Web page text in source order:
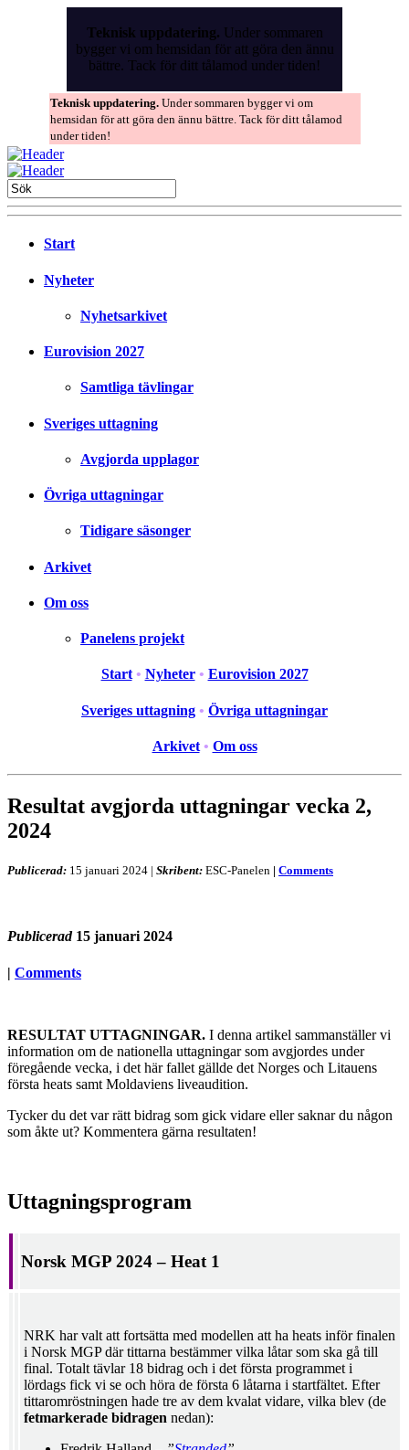
Teknisk uppdatering. Under sommaren
bygger vi om hemsidan för att göra den ännu
bättre. Tack för ditt tålamod under tiden!
Teknisk uppdatering. Under sommaren bygger vi om
hemsidan för att göra den ännu bättre. Tack för ditt tålamod
under tiden!
Start
Nyheter
Nyhetsarkivet
Eurovision 2027
Samtliga tävlingar
Sveriges uttagning
Avgjorda upplagor
Övriga uttagningar
Tidigare säsonger
Arkivet
Om oss
Panelens projekt
Start • Nyheter • Eurovision 2027
Sveriges uttagning • Övriga uttagningar
Arkivet • Om oss
Resultat avgjorda uttagningar vecka 2,
2024
Publicerad: 15 januari 2024 | Skribent: ESC-Panelen | Comments
Publicerad 15 januari 2024
| Comments
RESULTAT UTTAGNINGAR. I denna artikel sammanställer vi
information om de nationella uttagningar som avgjordes under
föregående vecka, i det här fallet gällde det Norges och Litauens
första heats samt Moldaviens liveaudition.
Tycker du det var rätt bidrag som gick vidare eller saknar du någon
som åkte ut? Kommentera gärna resultaten!
Uttagningsprogram
Norsk MGP 2024 – Heat 1
NRK har valt att fortsätta med modellen att ha heats inför finalen
i Norsk MGP där tittarna bestämmer vilka låtar som ska gå till
final. Totalt tävlar 18 bidrag och i det första programmet i
lördags fick vi se och höra de första 6 låtarna i startfältet. Efter
tittaromröstningen hade tre av dem kvalat vidare, vilka blev (de
fetmarkerade bidragen nedan):